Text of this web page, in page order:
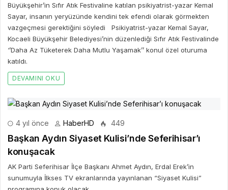
Büyükşehir’in Sıfır Atık Festivaline katılan psikiyatrist-yazar Kemal
Sayar, insanın yeryüzünde kendini tek efendi olarak görmekten
vazgeçmesi gerektiğini söyledi Psikiyatrist-yazar Kemal Sayar,
Kocaeli Büyükşehir Belediyesi’nin düzenlediği Sıfır Atık Festivalinde
‘’Daha Az Tüketerek Daha Mutlu Yaşamak’’ konul özel oturuma
katıldı.
DEVAMINI OKU
4 yıl önce HaberHD 449
Başkan Aydın Siyaset Kulisi’nde Seferihisar’ı
konuşacak
AK Parti Seferihisar İlçe Başkanı Ahmet Aydın, Erdal Erek’in
sunumuyla İlkses TV ekranlarında yayınlanan “Siyaset Kulisi”